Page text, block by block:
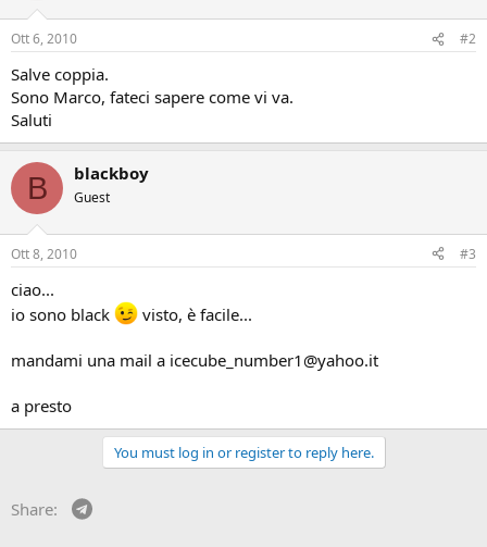
Ott 6, 2010 #2
Salve coppia.
Sono Marco, fateci sapere come vi va.
Saluti
B blackboy
Guest
Ott 8, 2010 #3
ciao...
io sono black
visto, è facile...
mandami una mail a icecube_number1@yahoo.it
a presto
You must log in or register to reply here.
Share: